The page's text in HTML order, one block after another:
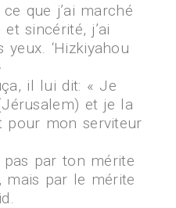
que j’ai marché
sincérité, j’ai
‘Hizkiyahou
il lui dit: « Je
et je la
pour mon serviteur
pas par ton mérite
mais par le mérite